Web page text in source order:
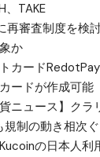
、TAKE
再審査制度を検
か
カード
ードが作成可能
貨ニュース】ク
制の動き相次ぐ
の日本人